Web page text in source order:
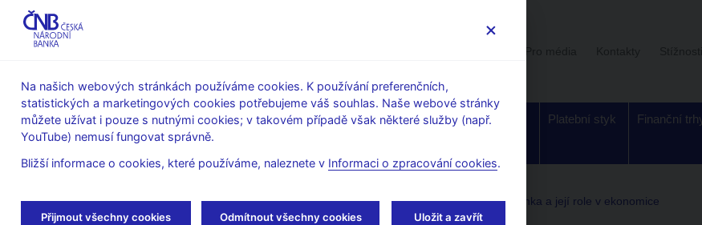
O ČNB
Měnová
politika
Finanční
Dohled a
Bankovky a
Platební styk Finanční
Úvod Měnová politika Měnová politika a její zázemí Česká národní banka a její role v ekonomice
Na našich webových stránkách používáme cookies. K používání preferenčních,
statistických a marketingových cookies potřebujeme váš souhlas. Naše webové stránky
můžete užívat i pouze s nutnými cookies; v takovém případě však některé služby (např.
YouTube) nemusí fungovat správně.
Bližší informace o cookies, které používáme, naleznete v Informaci o zpracování cookies.
Přijmout všechny cookies Odmítnout všechny cookies Uložit a zavřít